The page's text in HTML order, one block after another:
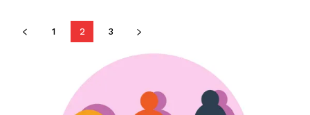
1 2 3